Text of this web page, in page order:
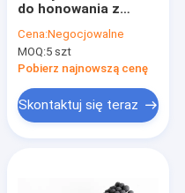
do honowania z
dostosowania do
obróbki powierzchni
otworów
Cena:Negocjowalne
MOQ:5 szt
Pobierz najnowszą cenę
Skontaktuj się teraz